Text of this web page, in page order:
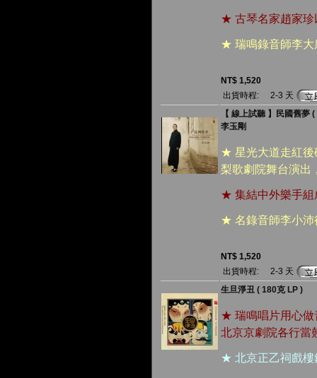
★ 古琴名家趙家珍
★ 瑞鳴錄音師李大
NT$ 1,520
出貨時程:
2-3 天
【 線上試聽 】民國舊夢
李玉剛
★ 星光大道走紅後
梨歌劇院舞台演出
★ 集結中外樂手組
★ 名錄音師李小沛
NT$ 1,520
出貨時程:
2-3 天
生旦淨丑 ( 180克 LP )
★ 瑞鳴唱片用心做
北京京劇院各行當
★ 北京正乙祠戲樓